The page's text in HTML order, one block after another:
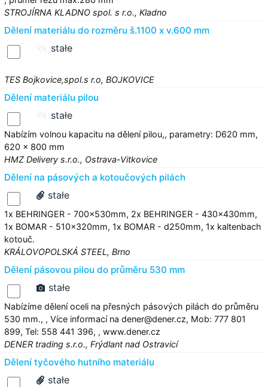
STROJÍRNA KLADNO spol. s r.o., Kladno
Dělení materiálu do rozměru š.1100 x v.600 mm
stałe
TES Bojkovice,spol.s r.o, BOJKOVICE
Dělení materiálu pilou
stałe
Nabízím volnou kapacitu na dělení pilou,, parametry: D620 mm,
620 x 800 mm
HMZ Delivery s.r.o., Ostrava-Vitkovice
Dělení na pásových a kotoučových pilách
stałe
1x BEHRINGER - 700x530mm, 2x BEHRINGER - 430x430mm,
1x BOMAR - 510x320mm, 1x BOMAR - d250mm, 1x kaltenbach
kotouč.
KRÁLOVOPOLSKÁ STEEL, Brno
Dělení pásovou pilou do průměru 530 mm
stałe
Nabízíme dělení oceli na přesných pásových pilách do průměru
530 mm., , Více informací na dener@dener.cz, Mob: 777 801
899, Tel: 558 441 396, , www.dener.cz
DENER trading s.r.o., Frýdlant nad Ostravicí
Dělení tyčového hutního materiálu
stałe